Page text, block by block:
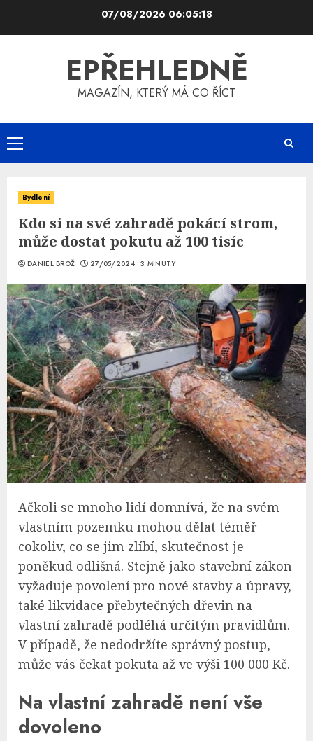
07/08/2026 06:05:18
EPŘEHLEDNĚ
MAGAZÍN, KTERÝ MÁ CO ŘÍCT
Primary
Menu
Bydlení
Kdo si na své zahradě pokácí strom,
může dostat pokutu až 100 tisíc
DANIEL BROŽ 27/05/2024 3 MINUTY
Ačkoli se mnoho lidí domnívá, že na svém
vlastním pozemku mohou dělat téměř
cokoliv, co se jim zlíbí, skutečnost je
poněkud odlišná. Stejně jako stavební zákon
vyžaduje povolení pro nové stavby a úpravy,
také likvidace přebytečných dřevin na
vlastní zahradě podléhá určitým pravidlům.
V případě, že nedodržíte správný postup,
může vás čekat pokuta až ve výši 100 000 Kč.
Na vlastní zahradě není vše
dovoleno